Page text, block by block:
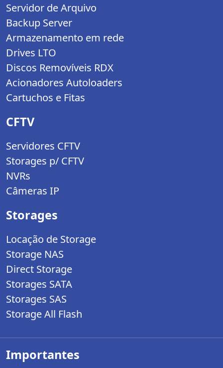
Servidor de Arquivo
Backup Server
Armazenamento em rede
Drives LTO
Discos Removíveis RDX
Acionadores Autoloaders
Cartuchos e Fitas
CFTV
Servidores CFTV
Storages p/ CFTV
NVRs
Câmeras IP
Storages
Locação de Storage
Storage NAS
Direct Storage
Storages SATA
Storages SAS
Storage All Flash
Importantes